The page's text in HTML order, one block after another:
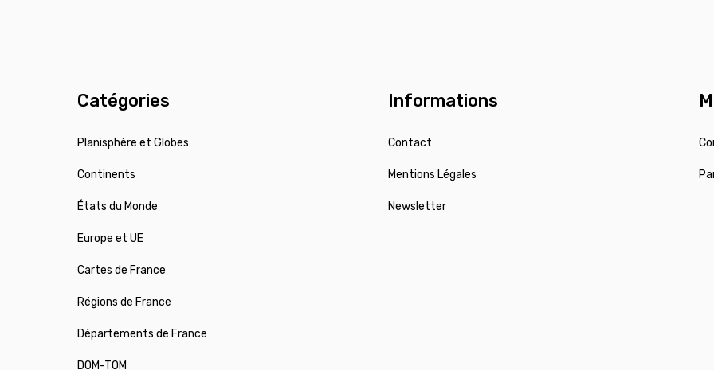
Catégories
Planisphère et Globes
Continents
États du Monde
Europe et UE
Cartes de France
Régions de France
Départements de France
DOM-TOM
Informations
Contact
Mentions Légales
Newsletter